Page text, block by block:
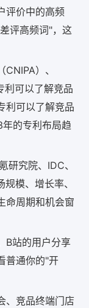
评价中的高频
评高频词"，这
CNIPA）、
利可以了解竞品
利可以了解竞品
的专利布局趋
研究院、IDC、
模、增长率、
命周期和机会窗
B站的用户分享
普通你的"开
、竞品终端门店